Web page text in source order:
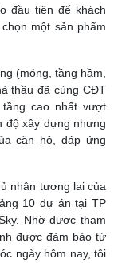
đầu tiên để khách
một sản phẩm
(móng, tầng hầm,
thầu đã cùng CĐT
cao nhất vượt
độ xây dựng nhưng
căn hộ, đáp ứng
nhân tương lai của
10 dự án tại TP
Nhờ được tham
được đảm bảo từ
ngày hôm nay, tôi